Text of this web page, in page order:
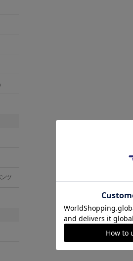
ツ